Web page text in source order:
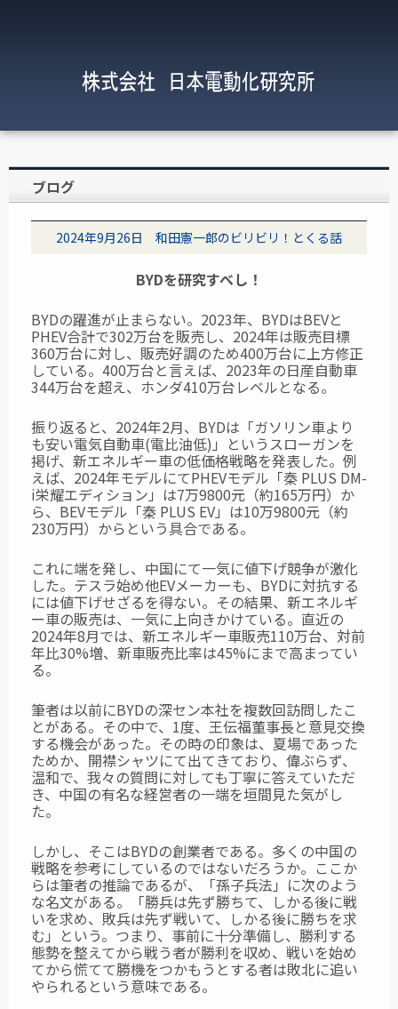
ブログ
2024年9月26日 和田憲一郎のビリビリ！とくる話
BYDを研究すべし！
BYDの躍進が止まらない。2023年、BYDはBEVと
PHEV合計で302万台を販売し、2024年は販売目標
360万台に対し、販売好調のため400万台に上方修正
している。400万台と言えば、2023年の日産自動車
344万台を超え、ホンダ410万台レベルとなる。
振り返ると、2024年2月、BYDは「ガソリン車より
も安い電気自動車(電比油低)」というスローガンを
掲げ、新エネルギー車の低価格戦略を発表した。例
えば、2024年モデルにてPHEVモデル「秦 PLUS DM-
i栄耀エディション」は7万9800元（約165万円）か
ら、BEVモデル「秦 PLUS EV」は10万9800元（約
230万円）からという具合である。
これに端を発し、中国にて一気に値下げ競争が激化
した。テスラ始め他EVメーカーも、BYDに対抗する
には値下げせざるを得ない。その結果、新エネルギ
ー車の販売は、一気に上向きかけている。直近の
2024年8月では、新エネルギー車販売110万台、対前
年比30%増、新車販売比率は45%にまで高まってい
る。
筆者は以前にBYDの深セン本社を複数回訪問したこ
とがある。その中で、1度、王伝福董事長と意見交換
する機会があった。その時の印象は、夏場であった
ためか、開襟シャツにて出てきており、偉ぶらず、
温和で、我々の質問に対しても丁寧に答えていただ
き、中国の有名な経営者の一端を垣間見た気がし
た。
しかし、そこはBYDの創業者である。多くの中国の
戦略を参考にしているのではないだろうか。ここか
らは筆者の推論であるが、「孫子兵法」に次のよう
な名文がある。「勝兵は先ず勝ちて、しかる後に戦
いを求め、敗兵は先ず戦いて、しかる後に勝ちを求
む」という。つまり、事前に十分準備し、勝利する
態勢を整えてから戦う者が勝利を収め、戦いを始め
てから慌てて勝機をつかもうとする者は敗北に追い
やられるという意味である。